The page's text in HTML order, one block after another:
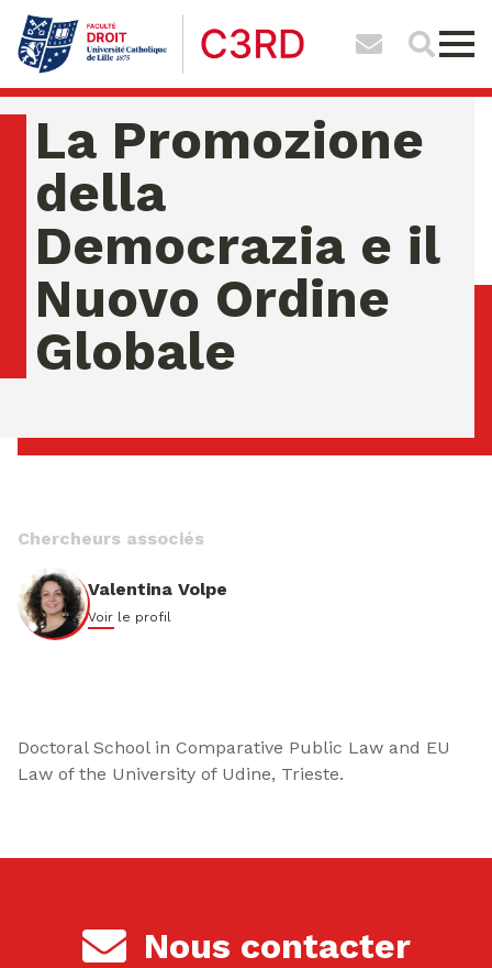
La Promozione
della
Democrazia e il
Nuovo Ordine
Globale
Chercheurs associés
Valentina Volpe
Voir le profil
Doctoral School in Comparative Public Law and EU
Law of the University of Udine, Trieste.
Nous contacter